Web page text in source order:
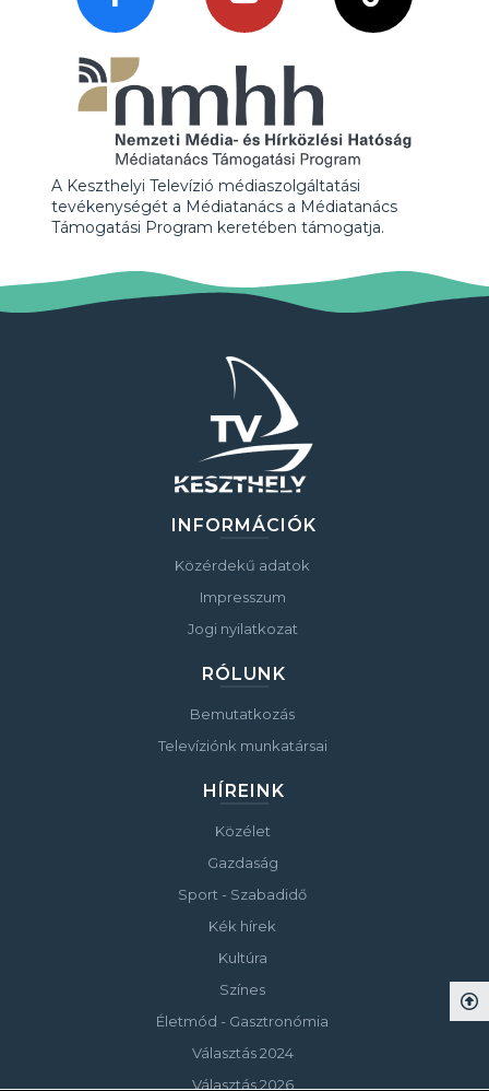
A Keszthelyi Televízió médiaszolgáltatási
tevékenységét a Médiatanács a Médiatanács
Támogatási Program keretében támogatja.
INFORMÁCIÓK
Közérdekű adatok
Impresszum
Jogi nyilatkozat
RÓLUNK
Bemutatkozás
Televíziónk munkatársai
HÍREINK
Közélet
Gazdaság
Sport - Szabadidő
Kék hírek
Kultúra
Színes
Életmód - Gasztronómia
Választás 2024
Választás 2026